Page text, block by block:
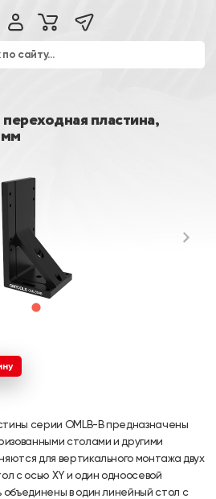
пластина,
серии OMLB-B предназначены
столами и другими
для вертикального монтажа двух
с осью XY и один одноосевой
объединены в один линейный стол с